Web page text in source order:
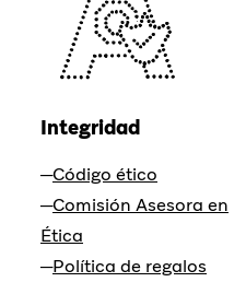
Integridad
Código ético
Comisión Asesora en
Ética
Política de regalos